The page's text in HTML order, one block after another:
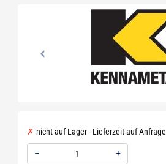
nicht auf Lager - Lieferzeit auf Anfrage
–
+